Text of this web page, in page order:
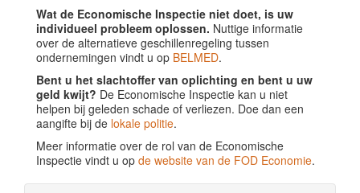
Wat de Economische Inspectie niet doet, is uw
individueel probleem oplossen. Nuttige informatie
over de alternatieve geschillenregeling tussen
ondernemingen vindt u op BELMED.
Bent u het slachtoffer van oplichting en bent u uw
geld kwijt? De Economische Inspectie kan u niet
helpen bij geleden schade of verliezen. Doe dan een
aangifte bij de lokale politie.
Meer informatie over de rol van de Economische
Inspectie vindt u op de website van de FOD Economie.